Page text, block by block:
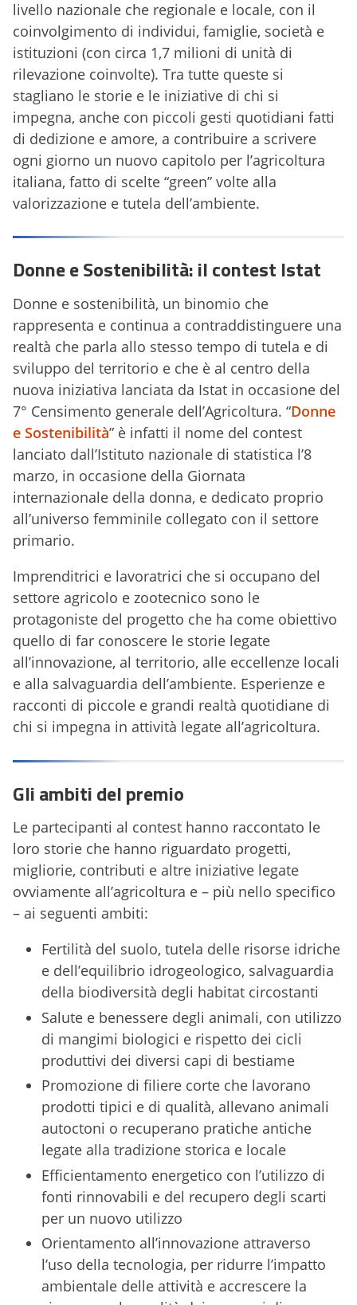
livello nazionale che regionale e locale, con il
coinvolgimento di individui, famiglie, società e
istituzioni (con circa 1,7 milioni di unità di
rilevazione coinvolte). Tra tutte queste si
stagliano le storie e le iniziative di chi si
impegna, anche con piccoli gesti quotidiani fatti
di dedizione e amore, a contribuire a scrivere
ogni giorno un nuovo capitolo per l’agricoltura
italiana, fatto di scelte “green” volte alla
valorizzazione e tutela dell’ambiente.
Donne e Sostenibilità: il contest Istat
Donne e sostenibilità, un binomio che
rappresenta e continua a contraddistinguere una
realtà che parla allo stesso tempo di tutela e di
sviluppo del territorio e che è al centro della
nuova iniziativa lanciata da Istat in occasione del
7° Censimento generale dell’Agricoltura. “Donne
e Sostenibilità” è infatti il nome del contest
lanciato dall’Istituto nazionale di statistica l’8
marzo, in occasione della Giornata
internazionale della donna, e dedicato proprio
all’universo femminile collegato con il settore
primario.
Imprenditrici e lavoratrici che si occupano del
settore agricolo e zootecnico sono le
protagoniste del progetto che ha come obiettivo
quello di far conoscere le storie legate
all’innovazione, al territorio, alle eccellenze locali
e alla salvaguardia dell’ambiente. Esperienze e
racconti di piccole e grandi realtà quotidiane di
chi si impegna in attività legate all’agricoltura.
Gli ambiti del premio
Le partecipanti al contest hanno raccontato le
loro storie che hanno riguardato progetti,
migliorie, contributi e altre iniziative legate
ovviamente all’agricoltura e – più nello specifico
– ai seguenti ambiti:
Fertilità del suolo, tutela delle risorse idriche
e dell’equilibrio idrogeologico, salvaguardia
della biodiversità degli habitat circostanti
Salute e benessere degli animali, con utilizzo
di mangimi biologici e rispetto dei cicli
produttivi dei diversi capi di bestiame
Promozione di filiere corte che lavorano
prodotti tipici e di qualità, allevano animali
autoctoni o recuperano pratiche antiche
legate alla tradizione storica e locale
Efficientamento energetico con l’utilizzo di
fonti rinnovabili e del recupero degli scarti
per un nuovo utilizzo
Orientamento all’innovazione attraverso
l’uso della tecnologia, per ridurre l’impatto
ambientale delle attività e accrescere la